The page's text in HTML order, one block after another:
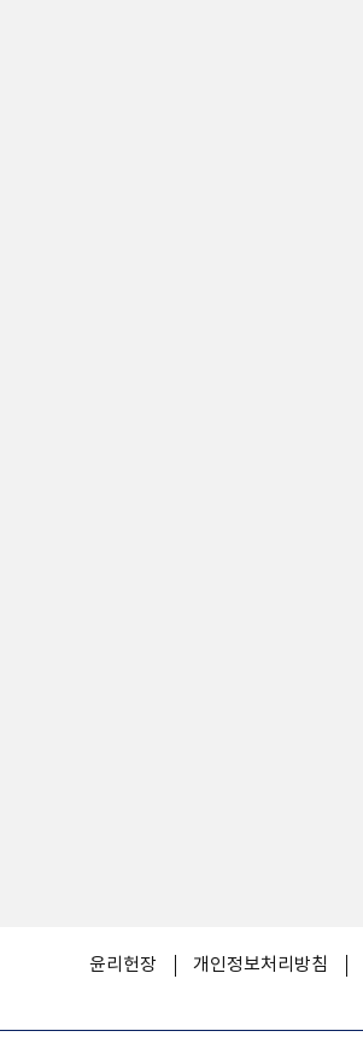
윤리헌장 개인정보처리방침